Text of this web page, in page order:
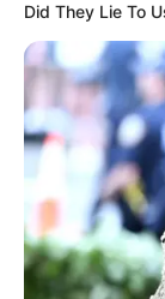
Did They Lie To